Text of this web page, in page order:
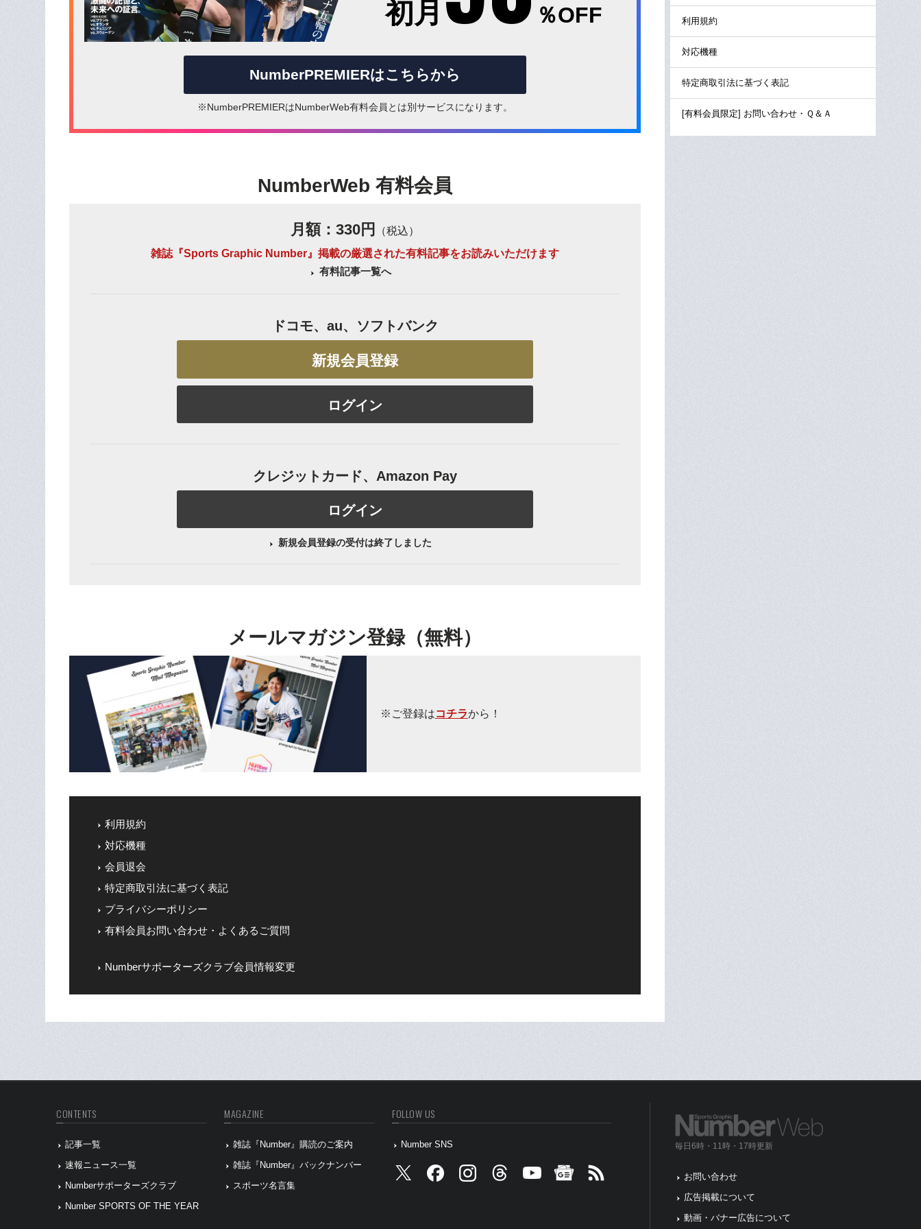
初月 ％OFF
NumberPREMIERはこちらから
※NumberPREMIERはNumberWeb有料会員とは別サービスになります。
NumberWeb 有料会員
月額：330円
（税込）
雑誌『Sports Graphic Number』掲載の厳選された有料記事をお読みいただけます
有料記事一覧へ
ドコモ、au、ソフトバンク
新規会員登録
ログイン
クレジットカード、Amazon Pay
ログイン
新規会員登録の受付は終了しました
メールマガジン登録（無料）
※ご登録はコチラから！
利用規約
対応機種
会員退会
特定商取引法に基づく表記
プライバシーポリシー
有料会員お問い合わせ・よくあるご質問
Numberサポーターズクラブ会員情報変更
利用規約
対応機種
特定商取引法に基づく表記
[有料会員限定] お問い合わせ・Ｑ＆Ａ
CONTENTS
記事一覧
速報ニュース一覧
Numberサポーターズクラブ
Number SPORTS OF THE YEAR
MAGAZINE
雑誌『Number』購読のご案内
雑誌『Number』バックナンバー
スポーツ名言集
FOLLOW US
Number SNS 毎日6時・11時・17時更新
お問い合わせ
広告掲載について
動画・バナー広告について